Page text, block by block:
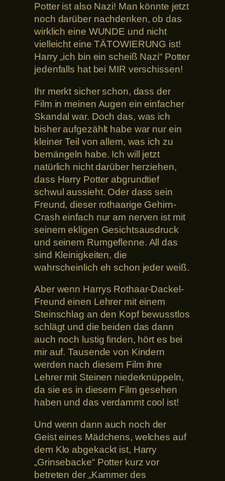
Potter ist also Nazi! Man könnte jetzt
noch darüber nachdenken, ob das
wirklich eine WUNDE und nicht
vielleicht eine TÄTOWIERUNG ist!
Harry „ich bin ein scheiß Nazi“ Potter
jedenfalls hat bei MIR verschissen!
Ihr merkt sicher schon, dass der
Film in meinen Augen ein einfacher
Skandal war. Doch das, was ich
bisher aufgezählt habe war nur ein
kleiner Teil von allem, was ich zu
bemängeln habe. Ich will jetzt
natürlich nicht darüber herziehen,
dass Harry Potter abgrundtief
schwul aussieht. Oder dass sein
Freund, dieser rothaarige Gehirn-
Crash einfach nur am nerven ist mit
seinem ekligen Gesichtsausdruck
und seinem Rumgeflenne. All das
sind Kleinigkeiten, die
wahrscheinlich eh schon jeder weiß.
Aber wenn Harrys Rothaar-Dackel-
Freund einen Lehrer mit einem
Steinschlag an den Kopf bewusstlos
schlägt und die beiden das dann
auch noch lustig finden, hört es bei
mir auf. Tausende von Kindern
werden nach diesem Film ihre
Lehrer mit Steinen niederknüppeln,
da sie es in diesem Film gesehen
haben und das verdammt cool ist!
Und wenn dann auch noch der
Geist eines Mädchens, welches auf
dem Klo abgekackt ist, Harry
„Grinsebacke“ Potter kurz vor
betreten der „Kammer des